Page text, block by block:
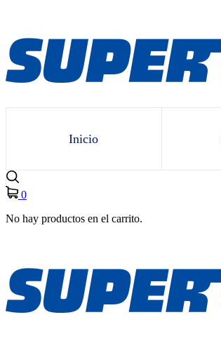
Inicio
0
No hay productos en el carrito.